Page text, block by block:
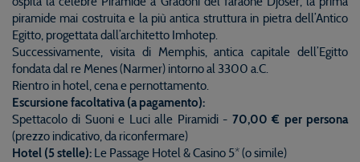
piramide mai costruita e la più antica struttura in pietra dell’Antico
Egitto, progettata dall’architetto Imhotep.
Successivamente, visita di Memphis, antica capitale dell’Egitto
fondata dal re Menes (Narmer) intorno al 3300 a.C.
Rientro in hotel, cena e pernottamento.
Escursione facoltativa (a pagamento):
Spettacolo di Suoni e Luci alle Piramidi - 70,00 € per persona
(prezzo indicativo, da riconfermare)
Hotel (5 stelle): Le Passage Hotel & Casino 5* (o simile)